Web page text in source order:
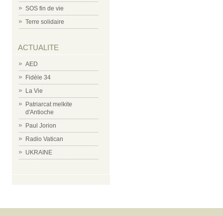
SOS fin de vie
Terre solidaire
ACTUALITE
AED
Fidèle 34
La Vie
Patriarcat melkite
d'Antioche
Paul Jorion
Radio Vatican
UKRAINE